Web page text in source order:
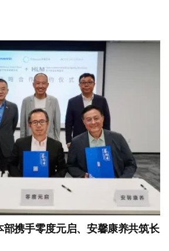
携手零度元启、安馨康养共筑长